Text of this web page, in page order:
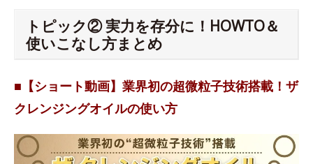
トピック② 実力を存分に！HOWTO＆
使いこなし方まとめ
■【ショート動画】業界初の超微粒子技術搭載！ザ
クレンジングオイルの使い方